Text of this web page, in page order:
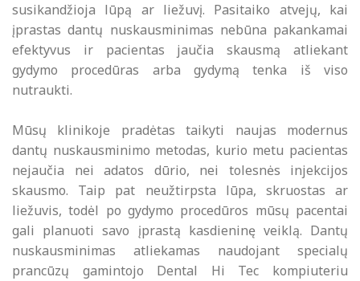
susikandžioja lūpą ar liežuvį. Pasitaiko atvejų, kai
įprastas dantų nuskausminimas nebūna pakankamai
efektyvus ir pacientas jaučia skausmą atliekant
gydymo procedūras arba gydymą tenka iš viso
nutraukti.
Mūsų klinikoje pradėtas taikyti naujas modernus
dantų nuskausminimo metodas, kurio metu pacientas
nejaučia nei adatos dūrio, nei tolesnės injekcijos
skausmo. Taip pat neužtirpsta lūpa, skruostas ar
liežuvis, todėl po gydymo procedūros mūsų pacentai
gali planuoti savo įprastą kasdieninę veiklą. Dantų
nuskausminimas atliekamas naudojant specialų
prancūzų gamintojo Dental Hi Tec kompiuteriu